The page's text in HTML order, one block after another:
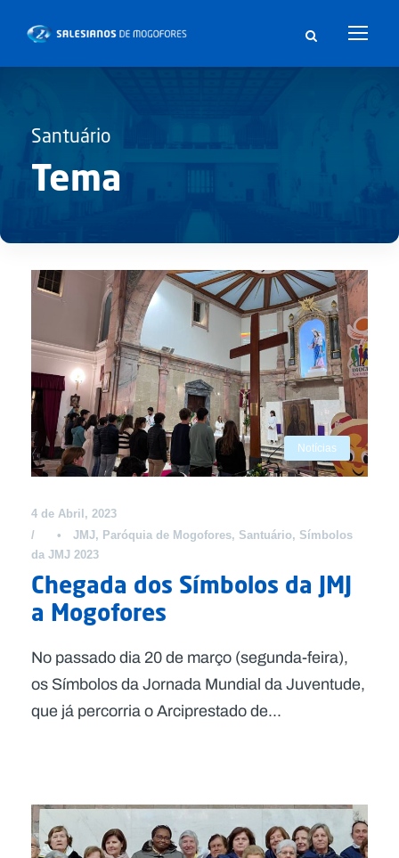
Santuário
Tema
Notícias
4 de Abril, 2023
•
JMJ, Paróquia de Mogofores, Santuário, Símbolos
da JMJ 2023
Chegada dos Símbolos da JMJ
a Mogofores
No passado dia 20 de março (segunda-feira),
os Símbolos da Jornada Mundial da Juventude,
que já percorria o Arciprestado de...